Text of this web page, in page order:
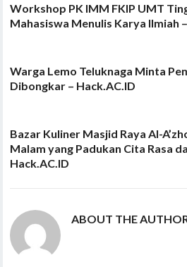
Workshop PK IMM FKIP UMT
Mahasiswa Menulis Karya Ilmiah
Warga Lemo Teluknaga Minta
Dibongkar – Hack.AC.ID
Bazar Kuliner Masjid Raya Al-
Malam yang Padukan Cita Rasa
Hack.AC.ID
ABOUT THE